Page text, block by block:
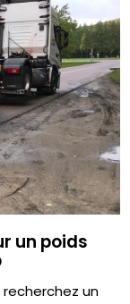
un poids
un